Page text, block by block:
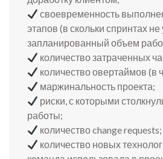
своевременность
этапов (в скольки спринтах
запланированный объем
количество затраченных
количество овертаймов (в
маржинальность проекта;
риски, с которыми
работы;
количество change requests;
количество новых